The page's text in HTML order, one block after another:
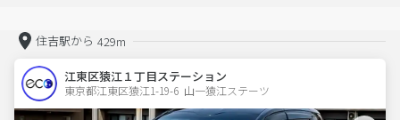
住吉駅から 429m
江東区猿江１丁目ステーション
東京都江東区猿江1-19-6  山一猿江ステーツ